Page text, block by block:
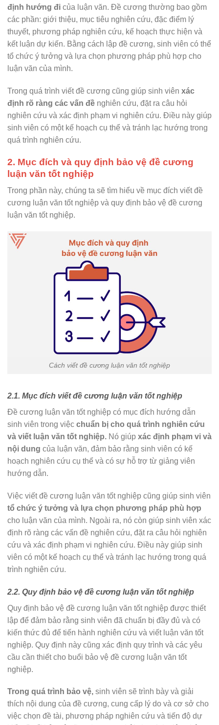
định hướng đi của luận văn. Đề cương thường bao gồm
các phần: giới thiệu, mục tiêu nghiên cứu, đặc điểm lý
thuyết, phương pháp nghiên cứu, kế hoạch thực hiện và
kết luận dự kiến. Bằng cách lập đề cương, sinh viên có thể
tổ chức ý tưởng và lựa chọn phương pháp phù hợp cho
luận văn của mình.
Trong quá trình viết đề cương cũng giúp sinh viên xác
định rõ ràng các vấn đề nghiên cứu, đặt ra câu hỏi
nghiên cứu và xác định phạm vi nghiên cứu. Điều này giúp
sinh viên có một kế hoạch cụ thể và tránh lạc hướng trong
quá trình nghiên cứu.
2. Mục đích và quy định bảo vệ đề cương
luận văn tốt nghiệp
Trong phần này, chúng ta sẽ tìm hiểu về mục đích viết đề
cương luận văn tốt nghiệp và quy định bảo vệ đề cương
luận văn tốt nghiệp.
Cách viết đề cương luận văn tốt nghiệp
2.1. Mục đích viết đề cương luận văn tốt nghiệp
Đề cương luận văn tốt nghiệp có mục đích hướng dẫn
sinh viên trong việc chuẩn bị cho quá trình nghiên cứu
và viết luận văn tốt nghiệp. Nó giúp xác định phạm vi và
nội dung của luận văn, đảm bảo rằng sinh viên có kế
hoạch nghiên cứu cụ thể và có sự hỗ trợ từ giảng viên
hướng dẫn.
Việc viết đề cương luận văn tốt nghiệp cũng giúp sinh viên
tổ chức ý tưởng và lựa chọn phương pháp phù hợp
cho luận văn của mình. Ngoài ra, nó còn giúp sinh viên xác
định rõ ràng các vấn đề nghiên cứu, đặt ra câu hỏi nghiên
cứu và xác định phạm vi nghiên cứu. Điều này giúp sinh
viên có một kế hoạch cụ thể và tránh lạc hướng trong quá
trình nghiên cứu.
2.2. Quy định bảo vệ đề cương luận văn tốt nghiệp
Quy định bảo vệ đề cương luận văn tốt nghiệp được thiết
lập để đảm bảo rằng sinh viên đã chuẩn bị đầy đủ và có
kiến thức đủ để tiến hành nghiên cứu và viết luận văn tốt
nghiệp. Quy định này cũng xác định quy trình và các yêu
cầu cần thiết cho buổi bảo vệ đề cương luận văn tốt
nghiệp.
Trong quá trình bảo vệ, sinh viên sẽ trình bày và giải
thích nội dung của đề cương, cung cấp lý do và cơ sở cho
việc chọn đề tài, phương pháp nghiên cứu và tiến độ dự